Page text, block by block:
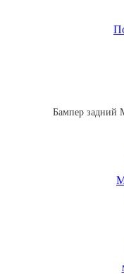
Бампер задний